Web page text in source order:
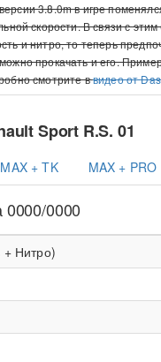
3.8.0m в игре
скорости. В связи с
и нитро, то теперь
прокачать и его.
смотрите ввидео от
Sport R.S. 01
MAX + TK MAX + PRO
0000/0000
+ Нитро)